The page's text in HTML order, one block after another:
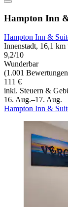
Hampton Inn
Hampton Inn &
Innenstadt, 16,1
9,2/10
Wunderbar
(1.001
111 €
inkl. Steuern &
16. Aug.–17. Aug.
Hampton Inn &